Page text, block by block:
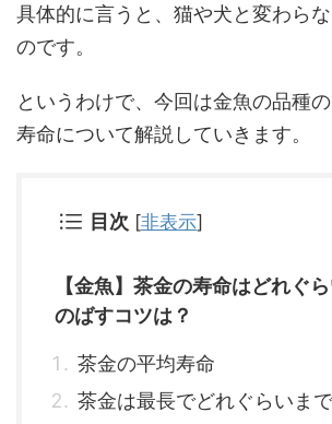
具体的に言うと、猫や犬と変わら
のです。
というわけで、今回は金魚の品種
寿命について解説していきます。
目次 [非表示]
【金魚】茶金の寿命はどれぐ
のばすコツは？
茶金の平均寿命
茶金は最長でどれぐらいま